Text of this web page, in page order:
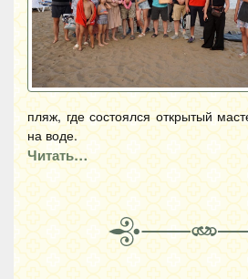
пляж, где состоялся открытый
на воде.
Читать…